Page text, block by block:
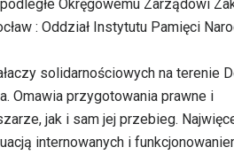
Okręgowemu Zarządowi
: Oddział Instytutu Pamięci
solidarnościowych na terenie
Omawia przygotowania prawne i
jak i sam jej przebieg.
internowanych i